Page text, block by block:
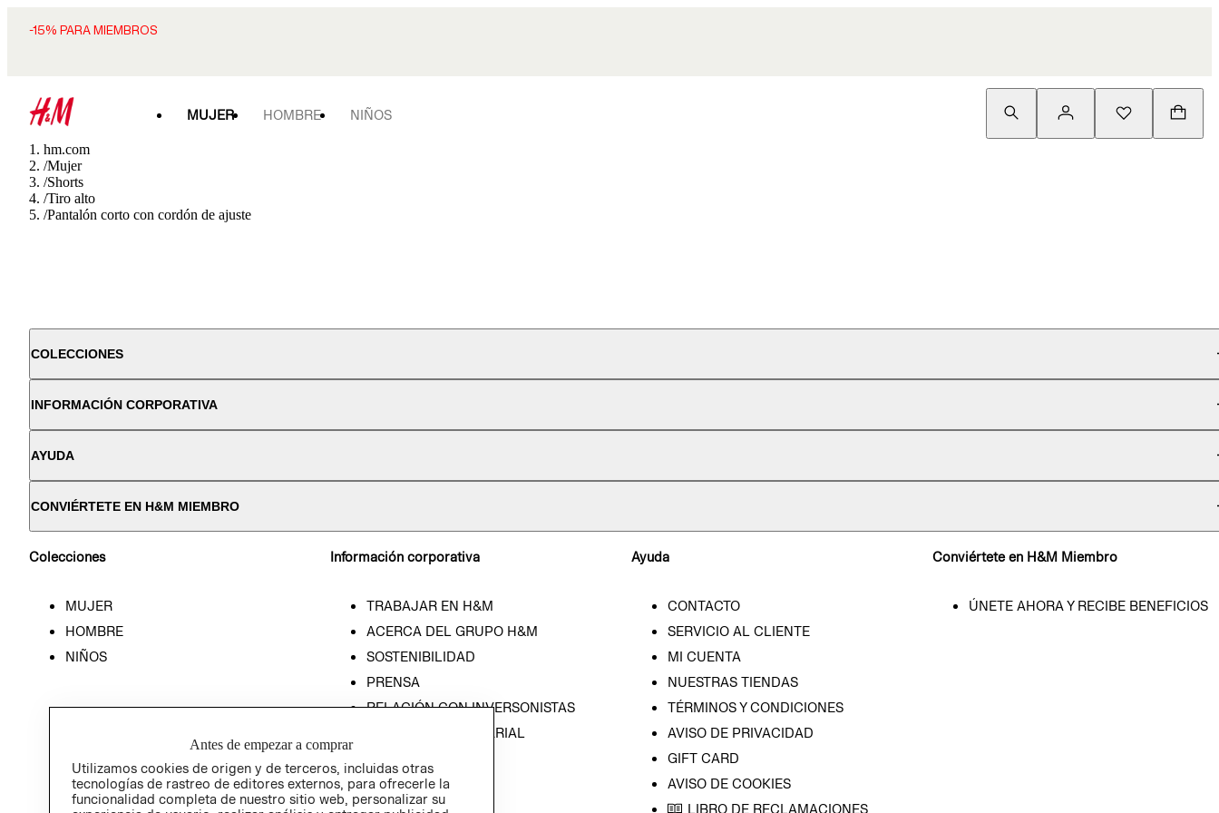
-15% PARA MIEMBROS
MUJER HOMBRE NIÑOS
hm.com
/Mujer
/Shorts
/Tiro alto
/Pantalón corto con cordón de ajuste
COLECCIONES
INFORMACIÓN CORPORATIVA
AYUDA
CONVIÉRTETE EN H&M MIEMBRO
Colecciones
MUJER
HOMBRE
NIÑOS
Información corporativa
TRABAJAR EN H&M
ACERCA DEL GRUPO H&M
SOSTENIBILIDAD
PRENSA
RELACIÓN CON INVERSONISTAS
POLÍTICA EMPRESARIAL
Ayuda
CONTACTO
SERVICIO AL CLIENTE
MI CUENTA
NUESTRAS TIENDAS
TÉRMINOS Y CONDICIONES
AVISO DE PRIVACIDAD
GIFT CARD
AVISO DE COOKIES
LIBRO DE RECLAMACIONES
Conviértete en H&M Miembro
ÚNETE AHORA Y RECIBE BENEFICIOS
Antes de empezar a comprar
Utilizamos cookies de origen y de terceros, incluidas otras
tecnologías de rastreo de editores externos, para ofrecerle la
funcionalidad completa de nuestro sitio web, personalizar su